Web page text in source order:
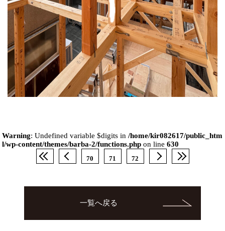
Warning: Undefined variable $digits in/home/kir082617/public_htm
l/wp-content/themes/barba-2/functions.php on line630
70 71 72
一覧へ戻る